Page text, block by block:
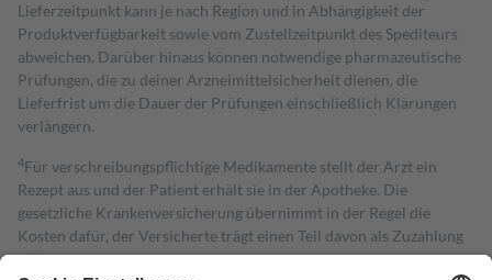
Lieferzeitpunkt kann je nach Region und in Abhängigkeit der
Produktverfügbarkeit sowie vom Zustellzeitpunkt des Spediteurs
abweichen. Darüber hinaus können notwendige pharmazeutische
Prüfungen, die zu deiner Arzneimittelsicherheit dienen, die
Lieferfrist um die Dauer der Prüfungen einschließlich Klärungen
verlängern.
4Für verschreibungspflichtige Medikamente stellt der Arzt ein
Rezept aus und der Patient erhält sie in der Apotheke. Die
gesetzliche Krankenversicherung übernimmt in der Regel die
Kosten dafür, der Versicherte trägt einen Teil davon als Zuzahlung
mit.